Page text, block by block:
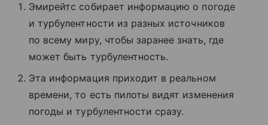
Эмирейтс собирает информацию о погоде
и турбулентности из разных источников
по всему миру, чтобы заранее знать, где
может быть турбулентность.
Эта информация приходит в реальном
времени, то есть пилоты видят изменения
погоды и турбулентности сразу.